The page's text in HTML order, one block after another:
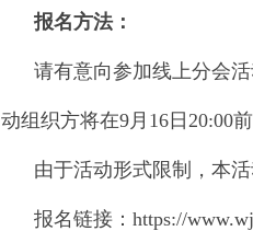
报名方法：
请有意向参加线上分会活
动组织方将在9月16日20:00
由于活动形式限制，本活
报名链接：https://